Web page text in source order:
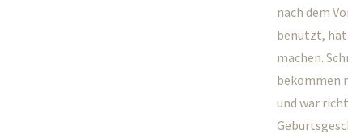
nach dem
benutzt, hat
machen.
bekommen
und war